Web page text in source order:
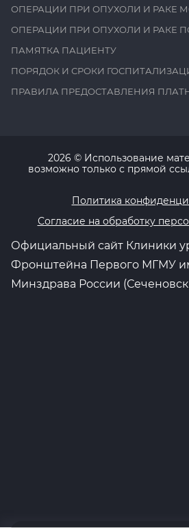
ОПЕРАЦИИ ПРИ ОПУХОЛИ И РАКЕ
ОПЕРАЦИИ ПРИ ОПУХОЛИ И РАКЕ
ПАМЯТКА ПАЦИЕНТУ
ПОРЯДОК И СРОКИ
ПРАВИЛА ПРЕДОСТАВЛЕНИЯ
2026 © Использование
возможно только с прямой
Политика
Согласие на обработку
Официальный сайт Клиники
Фронштейна Первого МГМУ
Минздрава России